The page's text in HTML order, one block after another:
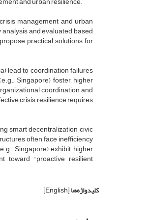
management and urban
and evaluated based
practical solutions for
lead to coordination failures
Singapore) foster higher
coordination and
crisis resilience requires
smart decentralization, civic
often face inefficiency
Singapore) exhibit higher
toward "proactive resilient
کلیدواژه‌ها[English]